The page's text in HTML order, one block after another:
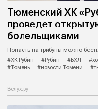
Тюменский ХК
проведет
болельщиками
Попасть на трибуны можно
#ХК Рубин
#Рубин #ВХЛ
#Тюмень
#новости Тюмени
Вслух.ру